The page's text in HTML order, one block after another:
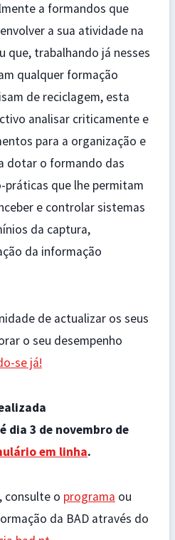
a formandos que
a sua atividade na
que, trabalhando já nesses
qualquer formação
de reciclagem, esta
analisar criticamente e
para a organização e
dotar o formando das
que lhe permitam
e controlar sistemas
da captura,
da informação
de actualizar os seus
o seu desempenho
se já!
dia 3 de novembro de
em linha.
consulte o programa ou
da BAD através do